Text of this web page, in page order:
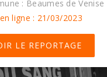
: Beaumes de Venise
ligne : 21/03/2023
LE REPORTAGE